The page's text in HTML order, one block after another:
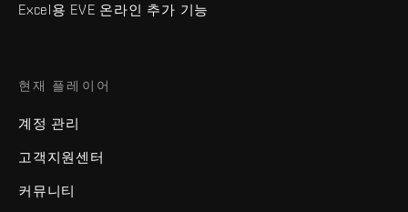
Excel용 EVE 온라인 추가 기능
현재 플레이어
계정 관리
고객지원센터
커뮤니티